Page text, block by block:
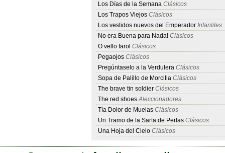
Los Días de la Semana Clásicos
Los Trapos Viejos Clásicos
Los vestidos nuevos del Emperador Infantiles
No era Buena para Nada! Clásicos
O vello farol Clásicos
Pegaojos Clásicos
Pregúntaselo a la Verdulera Clásicos
Sopa de Palillo de Morcilla Clásicos
The brave tin soldier Clásicos
The red shoesAleccionadores
Tía Dolor de Muelas Clásicos
Un Tramo de la Sarta de Perlas Clásicos
Una Hoja del Cielo Clásicos